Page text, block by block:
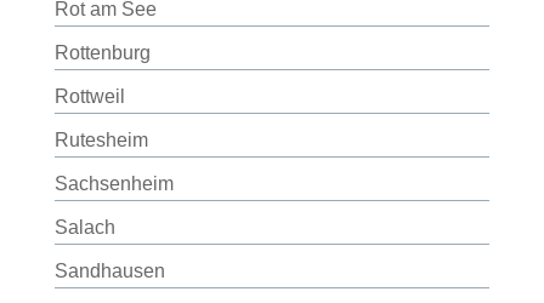
Rot am See
Rottenburg
Rottweil
Rutesheim
Sachsenheim
Salach
Sandhausen